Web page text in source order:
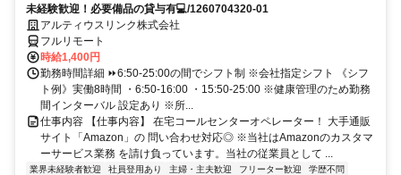
未経験歓迎！必要備品の貸与有💻/1260704320-01
アルティウスリンク株式会社
フルリモート
時給1,400円
勤務時間詳細 ⏩6:50-25:00の間でシフト制 ※会社指定シフト 《シフ
ト例》実働8時間 ・6:50-16:00 ・15:50-25:00 ※健康管理のため勤務
間インターバル 設定あり ※所...
仕事内容 【仕事内容】 在宅コールセンターオペレーター！ 大手通販
サイト「Amazon」の 問い合わせ対応◎ ※当社はAmazonのカスタマ
ーサービス業務 を請け負っています。当社の従業員として ...
業界未経験者歓迎 社員登用あり 主婦・主夫歓迎 フリーター歓迎
学歴不問